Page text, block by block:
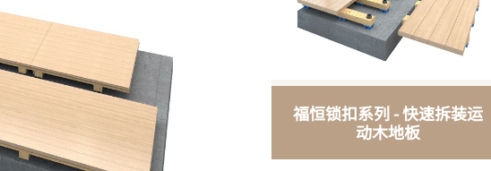
福恒锁扣系列 - 快速拆装运
动木地板